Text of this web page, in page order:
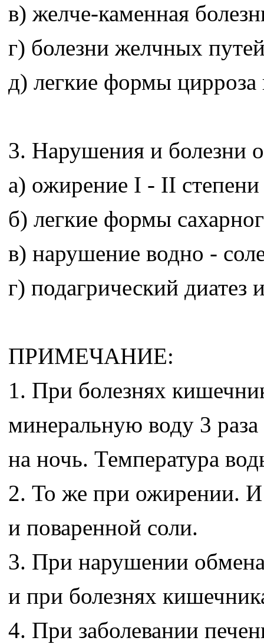
в) желче-каменная
г) болезни желчных
д) легкие формы цирроза
3. Нарушения и болезни
а) ожирение I - II
б) легкие формы
в) нарушение водно -
г) подагрический диатез
ПРИМЕЧАНИЕ:
1. При болезнях
минеральную воду 3
на ночь. Температура
2. То же при ожирении.
и поваренной соли.
3. При нарушении
и при болезнях
4. При заболевании